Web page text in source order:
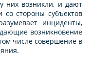
них возникли, и дают
стороны субъектов
инциденты,
возникновение
числе совершение в